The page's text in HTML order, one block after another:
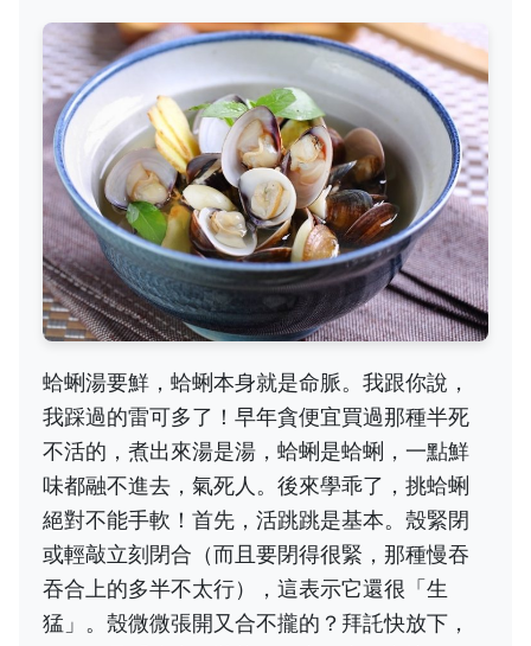
蛤蜊湯要鮮，蛤蜊本身就是命脈。我跟你說，
我踩過的雷可多了！早年貪便宜買過那種半死
不活的，煮出來湯是湯，蛤蜊是蛤蜊，一點鮮
味都融不進去，氣死人。後來學乖了，挑蛤蜊
絕對不能手軟！首先，活跳跳是基本。殼緊閉
或輕敲立刻閉合（而且要閉得很緊，那種慢吞
吞合上的多半不太行），這表示它還很「生
猛」。殼微微張開又合不攏的？拜託快放下，